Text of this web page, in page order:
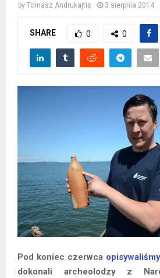
by Tomasz Andrukajtis 3 sierpnia 2014
SHARE 0 0
Pod koniec czerwca
dokonali archeolodzy z